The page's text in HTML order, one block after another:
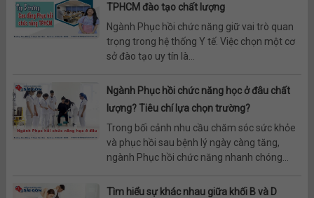
TPHCM đào tạo chất lượng
Ngành Phục hồi chức năng giữ vai trò quan
trọng trong hệ thống Y tế. Việc chọn một cơ
sở đào tạo uy tín là...
Ngành Phục hồi chức năng học ở đâu chất
lượng? Tiêu chí lựa chọn trường?
Trong bối cảnh nhu cầu chăm sóc sức khỏe
và phục hồi sau bệnh lý ngày càng tăng,
ngành Phục hồi chức năng nhanh chóng...
Tìm hiểu sự khác nhau giữa khối B và D